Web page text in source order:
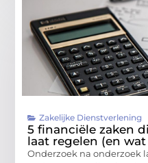
Zakelijke Dienstverlening
5 financiële zaken
laat regelen (en
Onderzoek na onderzoek